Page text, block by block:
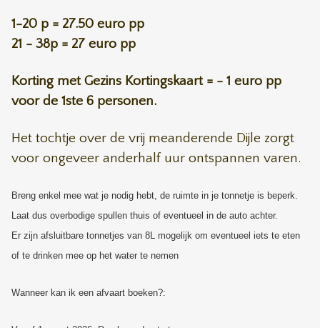
1-20 p = 27.50 euro pp
21 - 38p = 27 euro pp
Korting met Gezins Kortingskaart = - 1 euro pp
voor de 1ste 6 personen.
Het tochtje over de vrij meanderende Dijle zorgt
voor ongeveer anderhalf uur ontspannen varen.
Breng enkel mee wat je nodig hebt, de ruimte in je tonnetje is beperk.
Laat dus overbodige spullen thuis of eventueel in de auto achter.
Er zijn afsluitbare tonnetjes van 8L mogelijk om eventueel iets te eten
of te drinken mee op het water te nemen
Wanneer kan ik een afvaart boeken?: